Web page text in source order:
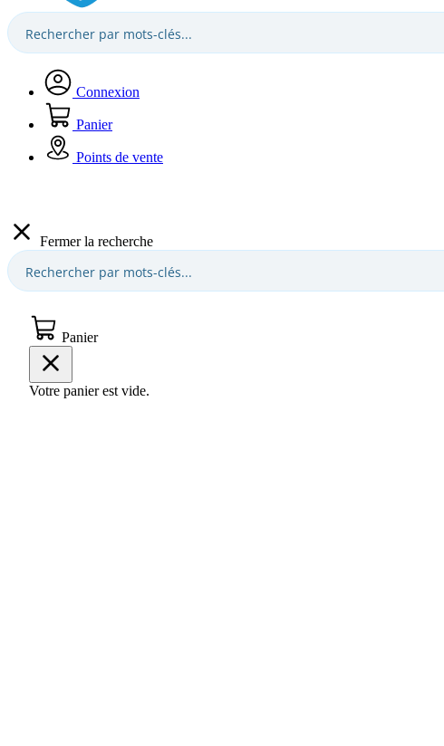
Connexion
Panier
Points de vente
Fermer la recherche
Panier
Votre panier est vide.